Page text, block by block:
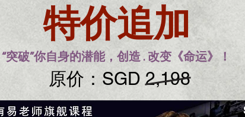
特价追加
“突破”你自身的潜能，创造 . 改变《命运》！
原价： SGD 2,198